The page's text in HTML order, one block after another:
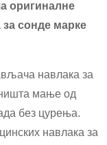
оригиналне
сонде марке
навлака за
мање од
без цурења.
навлака за